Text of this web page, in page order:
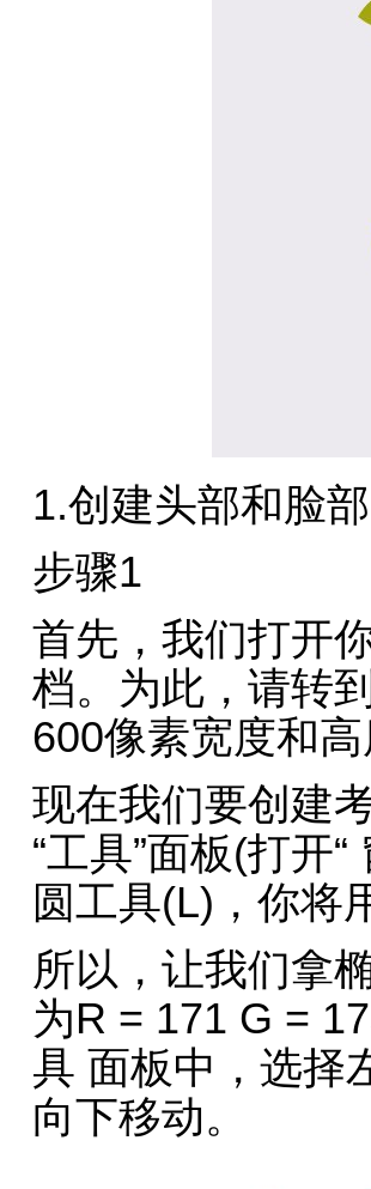
1.创建头部和脸部
步骤1
首先，我们打开
档。为此，请转
600像素宽度和
现在我们要创建
“工具”面板(打开
圆工具(L)，你将
所以，让我们拿
为R = 171 G =
具 面板中，选择
向下移动。